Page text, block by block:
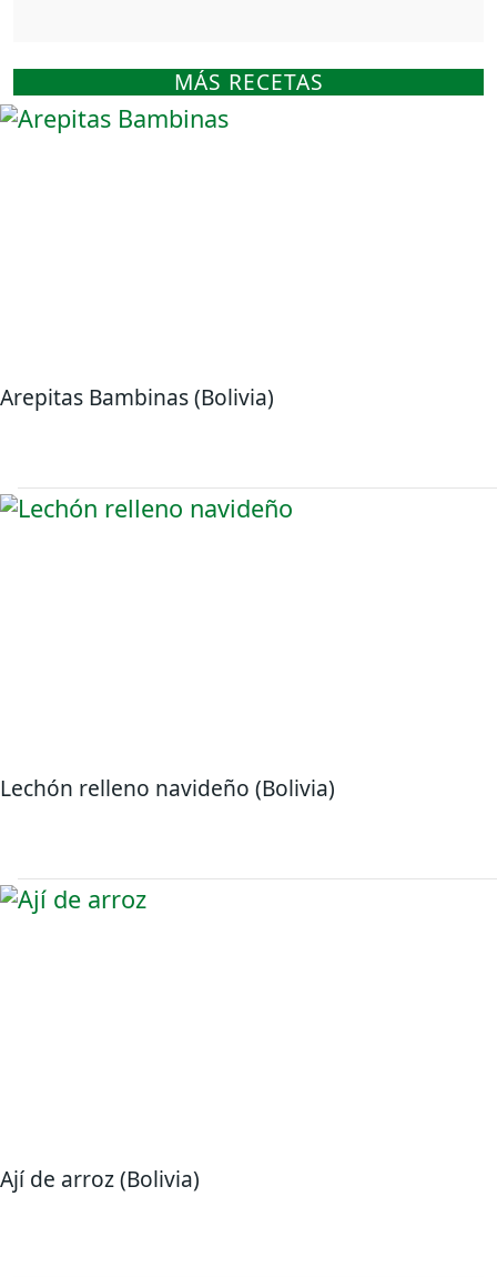
MÁS RECETAS
Arepitas Bambinas (Bolivia)
Lechón relleno navideño (Bolivia)
Ají de arroz (Bolivia)